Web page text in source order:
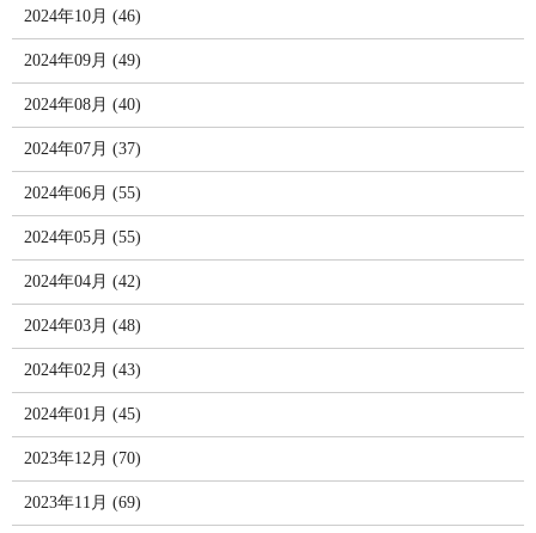
2024年10月 (46)
2024年09月 (49)
2024年08月 (40)
2024年07月 (37)
2024年06月 (55)
2024年05月 (55)
2024年04月 (42)
2024年03月 (48)
2024年02月 (43)
2024年01月 (45)
2023年12月 (70)
2023年11月 (69)